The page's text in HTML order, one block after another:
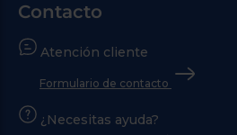
Contacto
Atención cliente
Formulario de contacto
¿Necesitas ayuda?